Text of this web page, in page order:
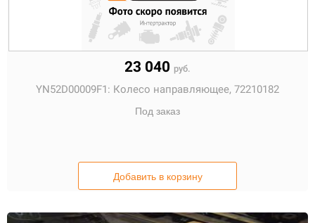
23 040 руб.
YN52D00009F1: Колесо направляющее, 72210182
Под заказ
Добавить в корзину